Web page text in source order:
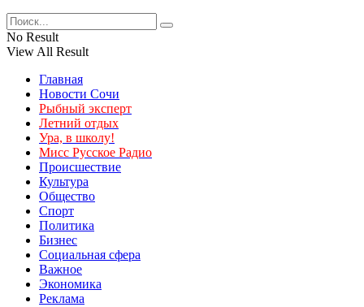
No Result
View All Result
Главная
Новости Сочи
Рыбный эксперт
Летний отдых
Ура, в школу!
Мисс Русское Радио
Происшествие
Культура
Общество
Спорт
Политика
Бизнес
Социальная сфера
Важное
Экономика
Реклама